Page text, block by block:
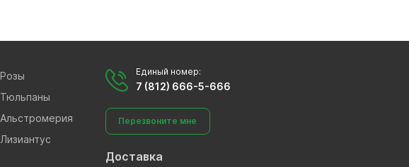
Розы
Тюльпаны
Альстромерия
Лизиантус
Единый номер:
7 (812) 666-5-666
Перезвоните мне
Доставка